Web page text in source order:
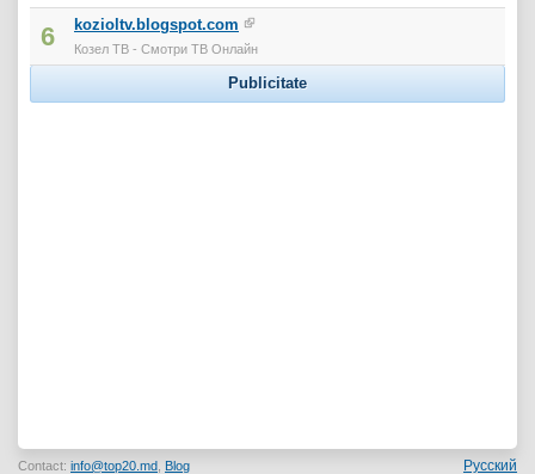
6 kozioltv.blogspot.com
Козел ТВ - Смотри ТВ Онлайн
Publicitate
Contact: info@top20.md Blog Русский